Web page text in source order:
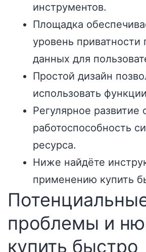
инструментов.
Площадка
уровень приватности
данных для
Простой дизайн
использовать
Регулярное развитие
работоспособность
ресурса.
Ниже найдёте
применению купить
проблемы и
купить быстро